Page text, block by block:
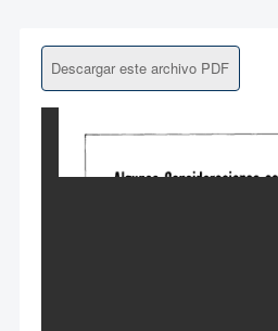
Descargar este archivo PDF